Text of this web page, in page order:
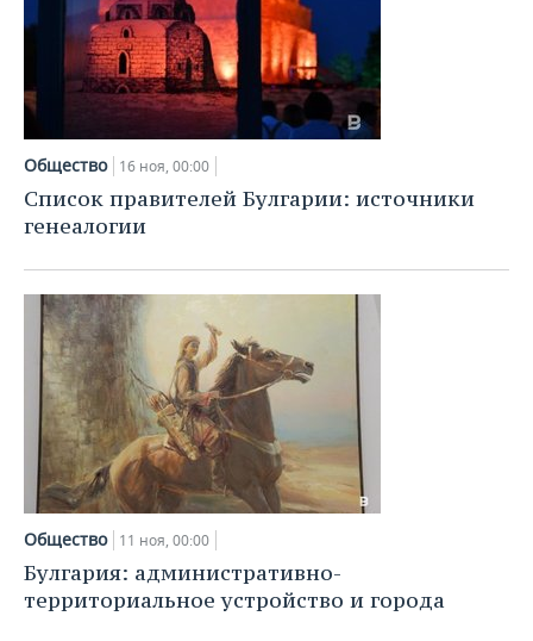
Общество 16 ноя, 00:00
Список правителей Булгарии: источники
генеалогии
Общество 11 ноя, 00:00
Булгария: административно-
территориальное устройство и города